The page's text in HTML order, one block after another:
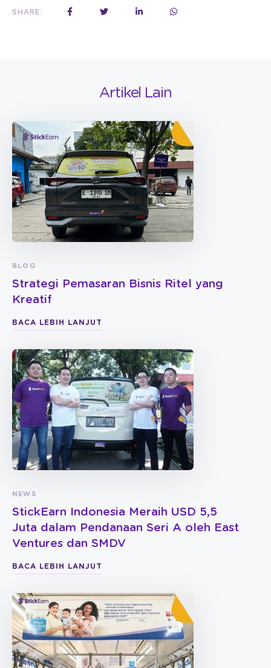
SHARE:
Artikel Lain
BLOG
Strategi Pemasaran Bisnis Ritel yang
Kreatif
BACA LEBIH LANJUT
NEWS
StickEarn Indonesia Meraih USD 5,5
Juta dalam Pendanaan Seri A oleh East
Ventures dan SMDV
BACA LEBIH LANJUT